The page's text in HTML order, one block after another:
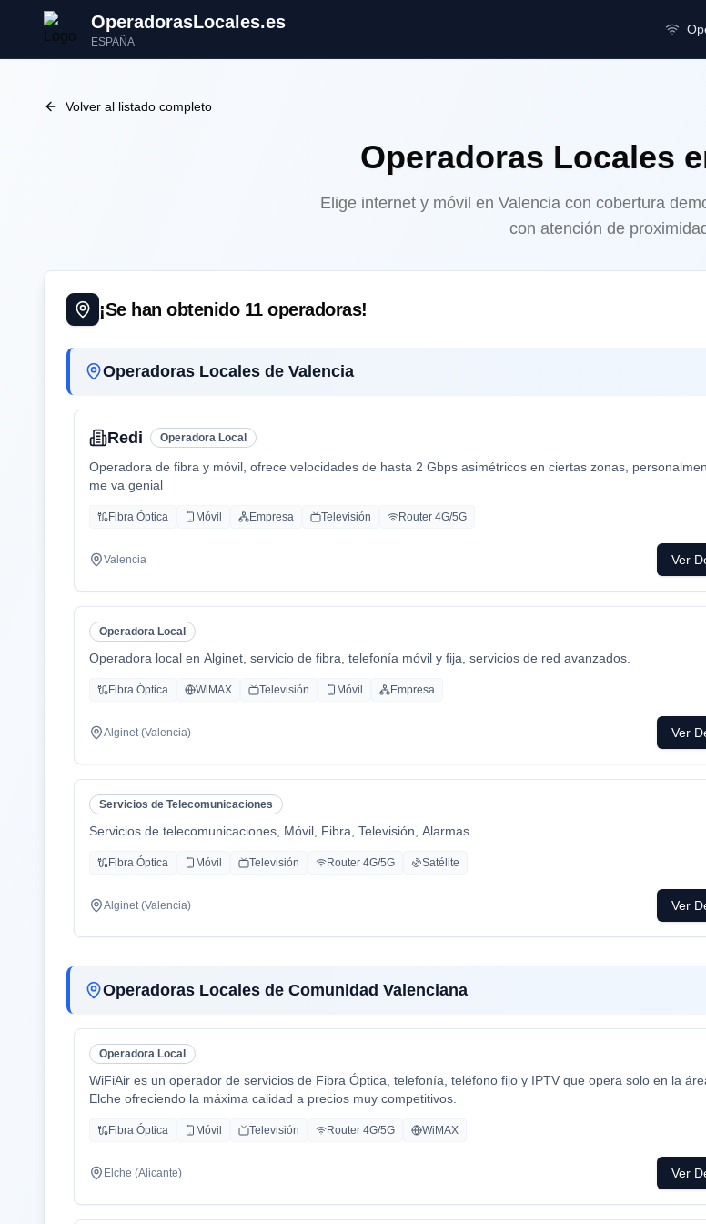
OperadorasLocales.es
ESPAÑA
Volver al listado completo
Operadoras Locales
Elige internet y móvil en Valencia con cobertura
con atención de
¡Se han obtenido 11operadoras!
Operadoras Locales de Valencia
Redi Operadora Local
Operadora de fibra y móvil, ofrece velocidades de hasta 2 Gbps asimétricos en ciertas zonas,
me va genial
Fibra Óptica Móvil Empresa Televisión Router 4G/5G
Valencia Ver
Operadora Local
Operadora local en Alginet, servicio de fibra, telefonía móvil y fija, servicios de red avanzados.
Fibra Óptica WiMAX Televisión Móvil Empresa
Alginet (Valencia) Ver
Servicios de Telecomunicaciones
Servicios de telecomunicaciones, Móvil, Fibra, Televisión, Alarmas
Fibra Óptica Móvil Televisión Router 4G/5G Satélite
Alginet (Valencia) Ver
Operadoras Locales de Comunidad Valenciana
Operadora Local
WiFiAir es un operador de servicios de Fibra Óptica, telefonía, teléfono fijo y IPTV que opera solo en la
Elche ofreciendo la máxima calidad a precios muy competitivos.
Fibra Óptica Móvil Televisión Router 4G/5G WiMAX
Elche (Alicante) Ver